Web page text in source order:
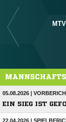
05.08.2026 |
EIN SIEG IST
22.04.2026 |